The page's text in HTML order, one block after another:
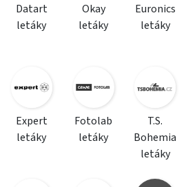
Datart
letáky
Okay
letáky
Euronics
letáky
Expert
letáky
Fotolab
letáky
T.S.
Bohemia
letáky